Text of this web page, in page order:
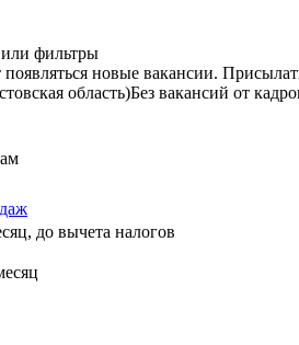
или фильтры
новые вакансии.
область)Без вакансий от
до вычета налогов